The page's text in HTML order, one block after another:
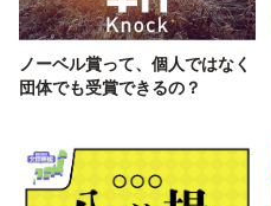
ノーベル賞って、個人ではなく
団体でも受賞できるの？